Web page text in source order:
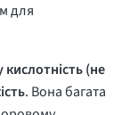
для
кислотність (не
. Вона багата